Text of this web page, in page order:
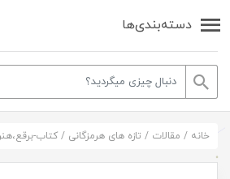
دسته‌بندی‌ها
خانه / مقالات / تازه های هرمزگانی / کتاب-